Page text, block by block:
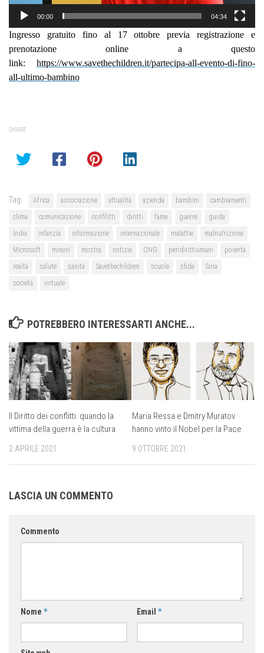
00:00 04:34
Ingresso gratuito fino al 17 ottobre previa registrazione e
prenotazione online a questo
link: https://www.savethechildren.it/partecipa-all-evento-di-fino-
all-ultimo-bambino
SHARE
Tag: Africa associazione attualità azienda bambini
cambiamenti
clima
comunicazione confilitti diritti fame guerre
guida
India
infanzia informazione internazionale malattie
malnutrizione
Microsoft
minori mostra notizie ONG peridirittiumani
povertà
realtà
salute sanità Savethechildren scuole sfida
Siria
società
virtuale
POTREBBERO INTERESSARTI ANCHE...
Il Diritto dei conflitti: quando la
vittima della guerra è la cultura
2 APRILE 2021
Maria Ressa e Dmitry Muratov
hanno vinto il Nobel per la Pace
9 OTTOBRE 2021
LASCIA UN COMMENTO
Commento
Nome * Email *